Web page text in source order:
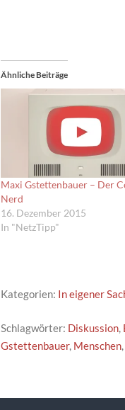
Ähnliche Beiträge
Maxi Gstettenbauer – Der
Nerd
16. Dezember 2015
In "NetzTipp"
Kategorien: In eigener
Schlagwörter: Diskussion,
Gstettenbauer, Menschen,